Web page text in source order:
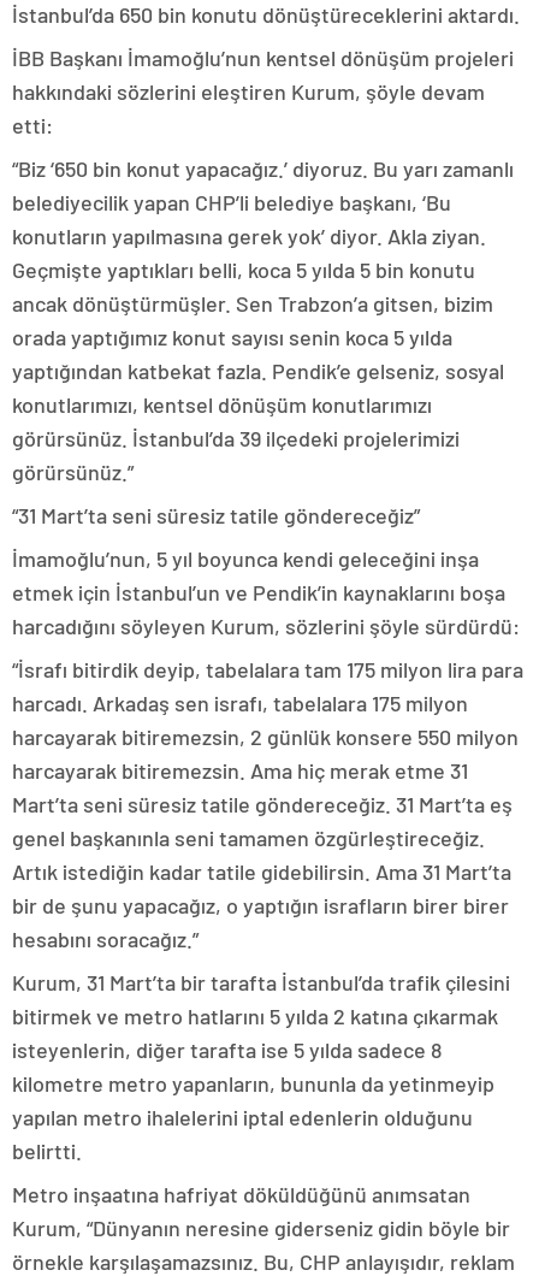
İstanbul’da 650 bin konutu dönüştüreceklerini aktardı.
İBB Başkanı İmamoğlu’nun kentsel dönüşüm projeleri
hakkındaki sözlerini eleştiren Kurum, şöyle devam
etti:
“Biz ‘650 bin konut yapacağız.’ diyoruz. Bu yarı zamanlı
belediyecilik yapan CHP’li belediye başkanı, ‘Bu
konutların yapılmasına gerek yok’ diyor. Akla ziyan.
Geçmişte yaptıkları belli, koca 5 yılda 5 bin konutu
ancak dönüştürmüşler. Sen Trabzon’a gitsen, bizim
orada yaptığımız konut sayısı senin koca 5 yılda
yaptığından katbekat fazla. Pendik’e gelseniz, sosyal
konutlarımızı, kentsel dönüşüm konutlarımızı
görürsünüz. İstanbul’da 39 ilçedeki projelerimizi
görürsünüz.”
“31 Mart’ta seni süresiz tatile göndereceğiz”
İmamoğlu’nun, 5 yıl boyunca kendi geleceğini inşa
etmek için İstanbul’un ve Pendik’in kaynaklarını boşa
harcadığını söyleyen Kurum, sözlerini şöyle sürdürdü:
“İsrafı bitirdik deyip, tabelalara tam 175 milyon lira para
harcadı. Arkadaş sen israfı, tabelalara 175 milyon
harcayarak bitiremezsin, 2 günlük konsere 550 milyon
harcayarak bitiremezsin. Ama hiç merak etme 31
Mart’ta seni süresiz tatile göndereceğiz. 31 Mart’ta eş
genel başkanınla seni tamamen özgürleştireceğiz.
Artık istediğin kadar tatile gidebilirsin. Ama 31 Mart’ta
bir de şunu yapacağız, o yaptığın israfların birer birer
hesabını soracağız.”
Kurum, 31 Mart’ta bir tarafta İstanbul’da trafik çilesini
bitirmek ve metro hatlarını 5 yılda 2 katına çıkarmak
isteyenlerin, diğer tarafta ise 5 yılda sadece 8
kilometre metro yapanların, bununla da yetinmeyip
yapılan metro ihalelerini iptal edenlerin olduğunu
belirtti.
Metro inşaatına hafriyat döküldüğünü anımsatan
Kurum, “Dünyanın neresine giderseniz gidin böyle bir
örnekle karşılaşamazsınız. Bu, CHP anlayışıdır, reklam